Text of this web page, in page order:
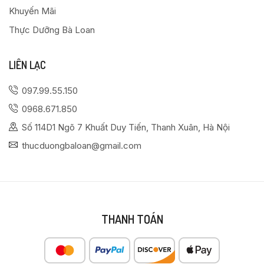
Khuyến Mãi
Thực Dưỡng Bà Loan
LIÊN LẠC
097.99.55.150
0968.671.850
Số 114D1 Ngõ 7 Khuất Duy Tiến, Thanh Xuân, Hà Nội
thucduongbaloan@gmail.com
THANH TOÁN